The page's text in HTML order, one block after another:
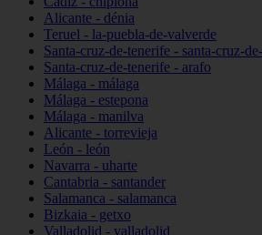
Alicante - dénia
Teruel - la-puebla-de-valverde
Santa-cruz-de-tenerife - santa-cruz-
Santa-cruz-de-tenerife - arafo
Málaga - málaga
Málaga - estepona
Málaga - manilva
Alicante - torrevieja
León - león
Navarra - uharte
Cantabria - santander
Salamanca - salamanca
Bizkaia - getxo
Valladolid - valladolid